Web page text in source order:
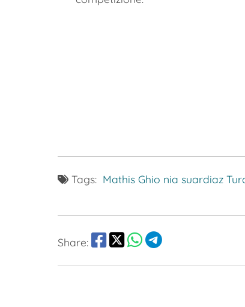
Tags: Mathis Ghio nia suardiaz
Share: